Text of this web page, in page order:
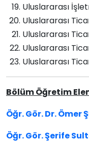
Uluslararası
Uluslararası
Uluslararası
Uluslararası
Uluslararası
Bölüm Öğretim
Öğr. Gör. Dr. Ömer
Öğr. Gör.Şerife